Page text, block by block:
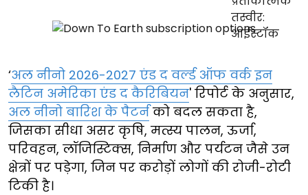
‘अल नीनो 2026-2027 एंड द वर्ल्ड ऑफ वर्क इन
लैटिन अमेरिका एंड द कैरिबियन' रिपोर्ट के अनुसार,
अल नीनो बारिश के पैटर्नको बदल सकता है,
जिसका सीधा असर कृषि, मत्स्य पालन, ऊर्जा,
परिवहन, लॉजिस्टिक्स, निर्माण और पर्यटन जैसे उन
क्षेत्रों पर पड़ेगा, जिन पर करोड़ों लोगों की रोजी-रोटी
टिकी है।